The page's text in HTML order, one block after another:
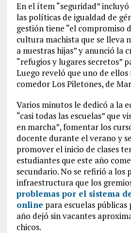
En el ítem “seguridad”
las políticas de igualdad de
gestión tiene “el compromiso
cultura machista que se lleva
a nuestras hijas” y anunció la
“refugios y lugares secretos”
Luego reveló que uno de ellos
comedor Los Piletones, de
Varios minutos le dedicó a la
“casi todas las escuelas” que
en marcha”, fomentar los
docente durante el verano y
promover el inicio de clases
estudiantes que este año
secundario. No se refirió a los
infraestructura que los
problemas por el sistema
online para escuelas
año dejó sin vacantes
chicos.